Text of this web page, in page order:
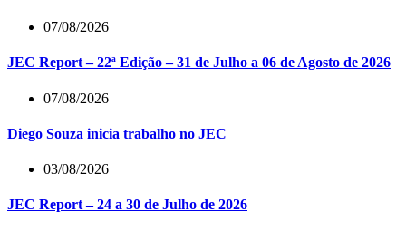
07/08/2026
JEC Report – 22ª Edição – 31 de Julho a 06 de Agosto de 2026
07/08/2026
Diego Souza inicia trabalho no JEC
03/08/2026
JEC Report – 24 a 30 de Julho de 2026